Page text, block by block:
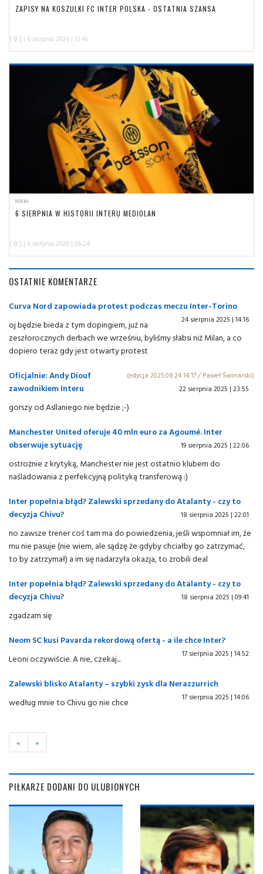
ZAPISY NA KOSZULKI FC INTER POLSKA - OSTATNIA SZANSA
[ 0 ] | 6 sierpnia 2026 | 15:43
OGÓLNA
6 SIERPNIA W HISTORII INTERU MEDIOLAN
[ 0 ] | 6 sierpnia 2026 | 06:24
OSTATNIE KOMENTARZE
Curva Nord zapowiada protest podczas meczu Inter-Torino
24 sierpnia 2025 | 14:16
oj będzie bieda z tym dopingiem, już na
zeszłorocznych derbach we wrześniu, byliśmy słabsi niż Milan, a co
dopiero teraz gdy jest otwarty protest
(edycja 2025.08.24 14:17 / Paweł Świnarski)
Oficjalnie: Andy Diouf
zawodnikiem Interu
22 sierpnia 2025 | 23:55
gorszy od Asllaniego nie będzie ;-)
Manchester United oferuje 40 mln euro za Agoumé. Inter
obserwuje sytuację
19 sierpnia 2025 | 22:06
ostrożnie z krytyką, Manchester nie jest ostatnio klubem do
naśladowania z perfekcyjną polityką transferową :)
Inter popełnia błąd? Zalewski sprzedany do Atalanty - czy to
decyzja Chivu?
18 sierpnia 2025 | 22:01
no zawsze trener coś tam ma do powiedzenia, jeśli wspomniał im, że
mu nie pasuje (nie wiem, ale sądzę że gdyby chciałby go zatrzymać,
to by zatrzymał) a im się nadarzyła okazja, to zrobili deal
Inter popełnia błąd? Zalewski sprzedany do Atalanty - czy to
decyzja Chivu?
18 sierpnia 2025 | 09:41
zgadzam się
Neom SC kusi Pavarda rekordową ofertą - a ile chce Inter?
17 sierpnia 2025 | 14:52
Leoni oczywiście. A nie, czekaj...
Zalewski blisko Atalanty – szybki zysk dla Nerazzurrich
17 sierpnia 2025 | 14:06
według mnie to Chivu go nie chce
« »
PIŁKARZE DODANI DO ULUBIONYCH